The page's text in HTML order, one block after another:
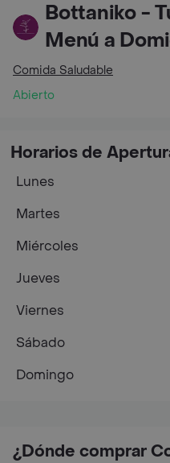
Bottaniko -
Menú a
Comida Saludable
Abierto
¿Dónde comprar
Horarios de
Lunes
Martes
Miércoles
Jueves
Viernes
Sábado
Domingo